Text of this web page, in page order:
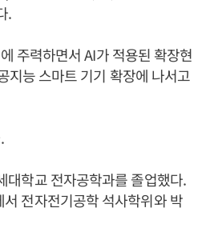
.
주력하면서 AI가 적용된 확장현
지능 스마트 기기 확장에 나서고
대학교 전자공학과를 졸업했다.
전자전기공학 석사학위와 박